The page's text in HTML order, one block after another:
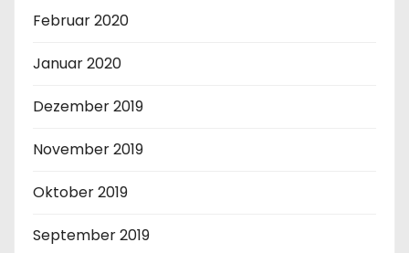
Februar 2020
Januar 2020
Dezember 2019
November 2019
Oktober 2019
September 2019